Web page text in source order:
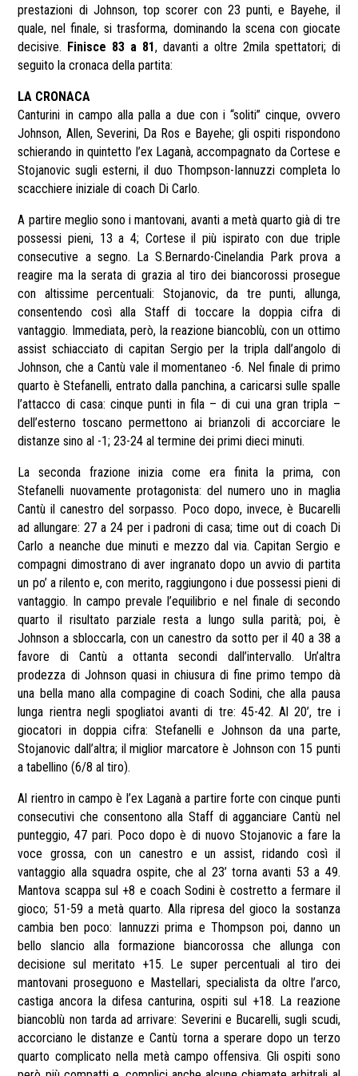
prestazioni di Johnson, top scorer con 23 punti, e Bayehe, il
quale, nel finale, si trasforma, dominando la scena con giocate
decisive. Finisce 83 a 81, davanti a oltre 2mila spettatori; di
seguito la cronaca della partita:
LA CRONACA
Canturini in campo alla palla a due con i “soliti” cinque, ovvero
Johnson, Allen, Severini, Da Ros e Bayehe; gli ospiti rispondono
schierando in quintetto l’ex Laganà, accompagnato da Cortese e
Stojanovic sugli esterni, il duo Thompson-Iannuzzi completa lo
scacchiere iniziale di coach Di Carlo.
A partire meglio sono i mantovani, avanti a metà quarto già di tre
possessi pieni, 13 a 4; Cortese il più ispirato con due triple
consecutive a segno. La S.Bernardo-Cinelandia Park prova a
reagire ma la serata di grazia al tiro dei biancorossi prosegue
con altissime percentuali: Stojanovic, da tre punti, allunga,
consentendo così alla Staff di toccare la doppia cifra di
vantaggio. Immediata, però, la reazione biancoblù, con un ottimo
assist schiacciato di capitan Sergio per la tripla dall’angolo di
Johnson, che a Cantù vale il momentaneo -6. Nel finale di primo
quarto è Stefanelli, entrato dalla panchina, a caricarsi sulle spalle
l’attacco di casa: cinque punti in fila – di cui una gran tripla –
dell’esterno toscano permettono ai brianzoli di accorciare le
distanze sino al -1; 23-24 al termine dei primi dieci minuti.
La seconda frazione inizia come era finita la prima, con
Stefanelli nuovamente protagonista: del numero uno in maglia
Cantù il canestro del sorpasso. Poco dopo, invece, è Bucarelli
ad allungare: 27 a 24 per i padroni di casa; time out di coach Di
Carlo a neanche due minuti e mezzo dal via. Capitan Sergio e
compagni dimostrano di aver ingranato dopo un avvio di partita
un po’ a rilento e, con merito, raggiungono i due possessi pieni di
vantaggio. In campo prevale l’equilibrio e nel finale di secondo
quarto il risultato parziale resta a lungo sulla parità; poi, è
Johnson a sbloccarla, con un canestro da sotto per il 40 a 38 a
favore di Cantù a ottanta secondi dall’intervallo. Un’altra
prodezza di Johnson quasi in chiusura di fine primo tempo dà
una bella mano alla compagine di coach Sodini, che alla pausa
lunga rientra negli spogliatoi avanti di tre: 45-42. Al 20’, tre i
giocatori in doppia cifra: Stefanelli e Johnson da una parte,
Stojanovic dall’altra; il miglior marcatore è Johnson con 15 punti
a tabellino (6/8 al tiro).
Al rientro in campo è l’ex Laganà a partire forte con cinque punti
consecutivi che consentono alla Staff di agganciare Cantù nel
punteggio, 47 pari. Poco dopo è di nuovo Stojanovic a fare la
voce grossa, con un canestro e un assist, ridando così il
vantaggio alla squadra ospite, che al 23’ torna avanti 53 a 49.
Mantova scappa sul +8 e coach Sodini è costretto a fermare il
gioco; 51-59 a metà quarto. Alla ripresa del gioco la sostanza
cambia ben poco: Iannuzzi prima e Thompson poi, danno un
bello slancio alla formazione biancorossa che allunga con
decisione sul meritato +15. Le super percentuali al tiro dei
mantovani proseguono e Mastellari, specialista da oltre l’arco,
castiga ancora la difesa canturina, ospiti sul +18. La reazione
biancoblù non tarda ad arrivare: Severini e Bucarelli, sugli scudi,
accorciano le distanze e Cantù torna a sperare dopo un terzo
quarto complicato nella metà campo offensiva. Gli ospiti sono